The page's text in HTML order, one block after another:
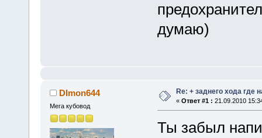
думаю)
DImon644
Мега кубовод
Re: + заднего хода где
« Ответ #1 : 21.09.2010
Ты забыл